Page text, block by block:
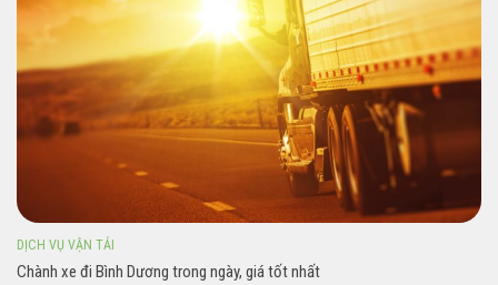
DỊCH VỤ VẬN TẢI
Chành xe đi Bình Dương trong ngày, giá tốt nhất